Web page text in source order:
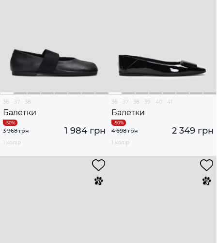
36 37 38
Балетки
1 984 грн
3 968 грн
1 колір
36 37 38 39 40 41
Балетки
2 349 грн
4 698 грн
1 колір